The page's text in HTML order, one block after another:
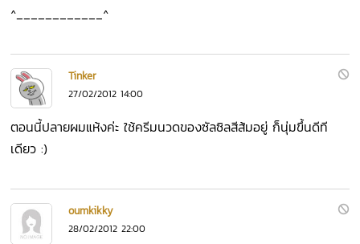
^____________^
Tinker
27/02/2012 14:00
ตอนนี้ปลายผมแห้งค่ะ ใช้ครีมนวดของซัลซิลสีส้มอยู่ ก็นุ่มขึ้นดีที
เดียว :)
oumkikky
28/02/2012 22:00